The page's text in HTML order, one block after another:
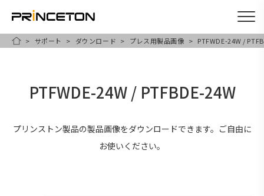
HOME
サポート ダウンロード プレス用製品画像 PTFWDE-24W /
PTFWDE-24W / PTFBDE-24W
プリンストン製品の製品画像をダウンロードできます。ご自由に
お使いください。